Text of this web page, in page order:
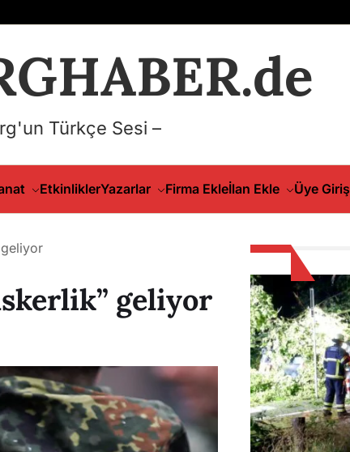
Türkçe Sesi –
EtkinliklerYazarlar Firma Ekleİlan Ekle Üye Giriş
geliyor